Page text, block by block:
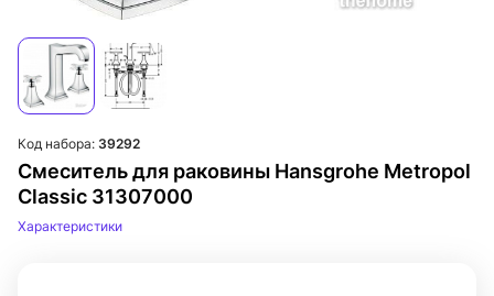
Смеситель для раковины Hansgrohe Metropol
Classic 31307000
Код набора: 39292
Характеристики